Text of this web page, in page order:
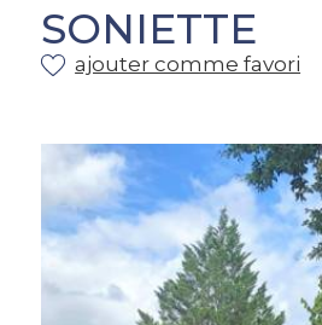
SONIETTE
ajouter comme favori